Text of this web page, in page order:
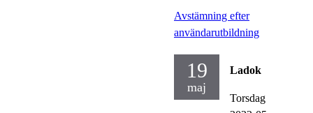
Avstämning efter
användarutbildning
19
maj
Ladok
Torsdag